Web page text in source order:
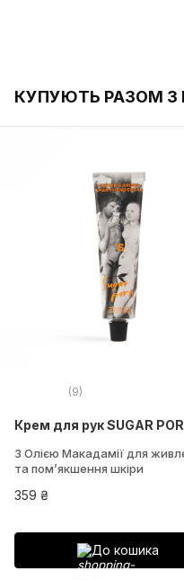
КУПУЮТЬ РАЗОМ
(9)
Крем для рук SUGAR
З Олією Макадамії для
та помʼякшення шкіри
359 ₴
До кошика